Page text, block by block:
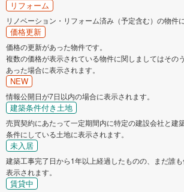
リフォーム
リノベーション・リフォーム済み（予定含む）の物件
価格更新
価格の更新があった物件です。
複数の価格が表示されている物件に関しましてはその
あった場合に表示されます。
NEW
情報公開日が7日以内の場合に表示されます。
建築条件付き土地
売買契約にあたって一定期間内に特定の建設会社と建
条件にしている土地に表示されます。
未入居
建築工事完了日から1年以上経過したものの、まだ誰
表示されます。
賃貸中